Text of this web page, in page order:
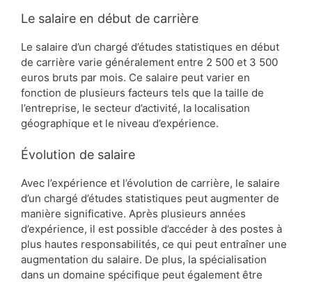
Le salaire en début de carrière
Le salaire d’un chargé d’études statistiques en début
de carrière varie généralement entre 2 500 et 3 500
euros bruts par mois. Ce salaire peut varier en
fonction de plusieurs facteurs tels que la taille de
l’entreprise, le secteur d’activité, la localisation
géographique et le niveau d’expérience.
Évolution de salaire
Avec l’expérience et l’évolution de carrière, le salaire
d’un chargé d’études statistiques peut augmenter de
manière significative. Après plusieurs années
d’expérience, il est possible d’accéder à des postes à
plus hautes responsabilités, ce qui peut entraîner une
augmentation du salaire. De plus, la spécialisation
dans un domaine spécifique peut également être